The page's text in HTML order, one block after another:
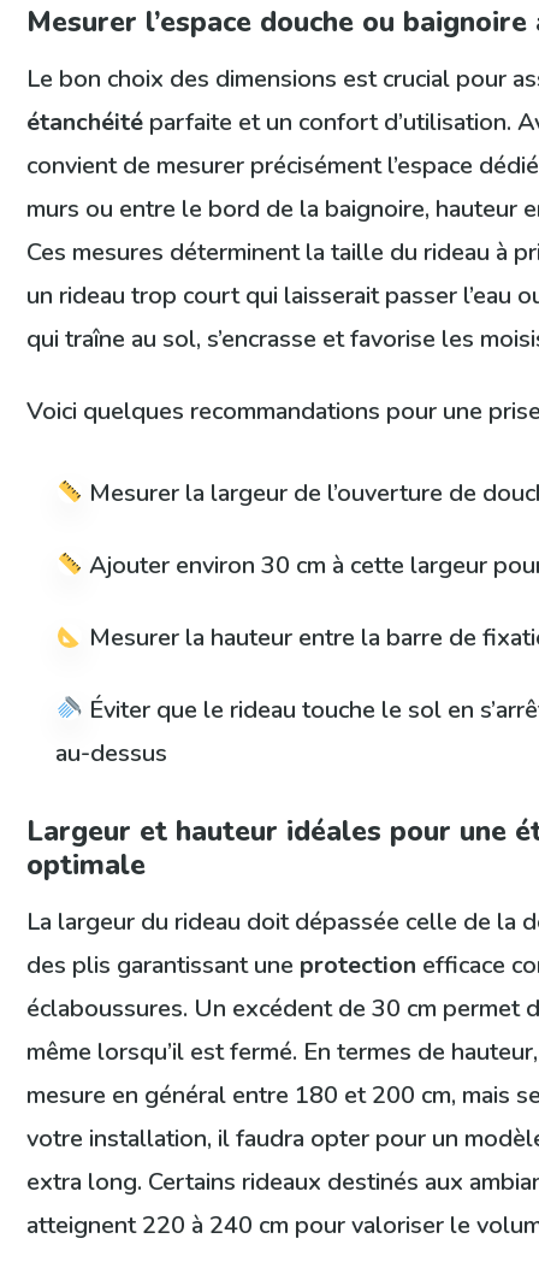
Mesurer l’espace douche ou
Le bon choix des dimensions est crucial pour
étanchéité parfaite et un confort d’utilisation.
convient de mesurer précisément l’espace
murs ou entre le bord de la baignoire, hauteur
Ces mesures déterminent la taille du rideau à
un rideau trop court qui laisserait passer l’eau
qui traîne au sol, s’encrasse et favorise les
Voici quelques recommandations pour une
Mesurer la largeur de l’ouverture de
Ajouter environ 30 cm à cette largeur
Mesurer la hauteur entre la barre de
Éviter que le rideau touche le sol en
au-dessus
Largeur et hauteur idéales pour une
optimale
La largeur du rideau doit dépassée celle de la
des plis garantissant une protection efficace
éclaboussures. Un excédent de 30 cm permet
même lorsqu’il est fermé. En termes de
mesure en général entre 180 et 200 cm, mais
votre installation, il faudra opter pour un
extra long. Certains rideaux destinés aux
atteignent 220 à 240 cm pour valoriser le